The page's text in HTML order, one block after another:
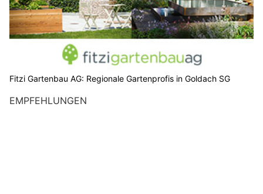
Fitzi Gartenbau AG: Regionale Gartenprofis in Goldach SG
EMPFEHLUNGEN